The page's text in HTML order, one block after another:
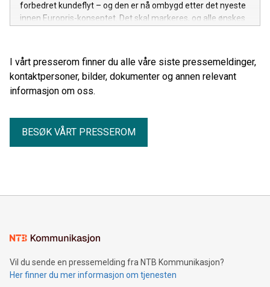
forbedret kundeflyt – og den er nå ombygd etter det nyeste
innen Europris-konseptet. Det skal markeres, og alle ønskes
kundene.
I vårt presserom finner du alle våre siste pressemeldinger,
kontaktpersoner, bilder, dokumenter og annen relevant
informasjon om oss.
BESØK VÅRT PRESSEROM
Vil du sende en pressemelding fra NTB Kommunikasjon?
Her finner du mer informasjon om tjenesten